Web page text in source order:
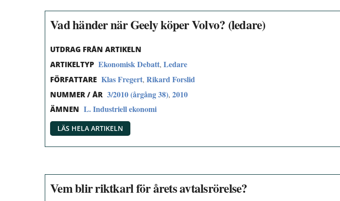
Vad händer när Geely köper Volvo? (ledare)
UTDRAG FRÅN ARTIKELN
ARTIKELTYP Ekonomisk Debatt, Ledare
FÖRFATTARE Klas Fregert, Rikard Forslid
NUMMER / ÅR 3/2010 (årgång 38), 2010
ÄMNEN L. Industriell ekonomi
LÄS HELA ARTIKELN
Vem blir riktkarl för årets avtalsrörelse?